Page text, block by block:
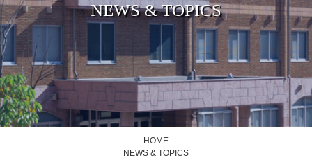
NEWS & TOPICS
HOME
NEWS & TOPICS